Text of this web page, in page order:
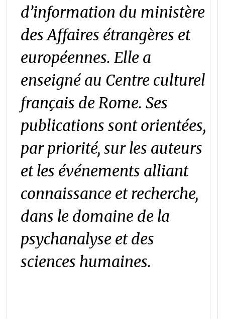
d’information du ministère
des Affaires étrangères et
européennes. Elle a
enseigné au Centre culturel
français de Rome. Ses
publications sont orientées,
par priorité, sur les auteurs
et les événements alliant
connaissance et recherche,
dans le domaine de la
psychanalyse et des
sciences humaines.